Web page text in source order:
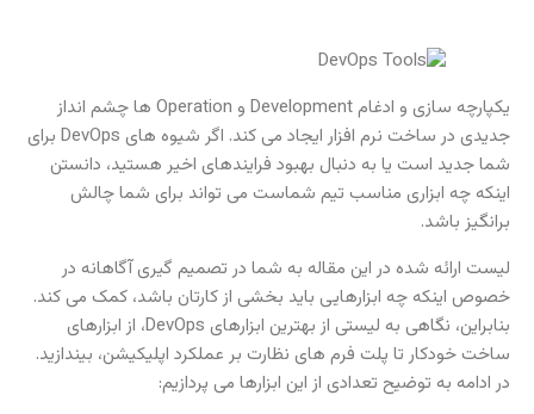
یکپارچه سازی و ادغام Development و Operation ها چشم انداز
جدیدی در ساخت نرم افزار ایجاد می کند. اگر شیوه های DevOps برای
شما جدید است یا به دنبال بهبود فرایندهای اخیر هستید، دانستن
اینکه چه ابزاری مناسب تیم شماست می تواند برای شما چالش
برانگیز باشد.
لیست ارائه شده در این مقاله به شما در تصمیم گیری آگاهانه در
خصوص اینکه چه ابزارهایی باید بخشی از کارتان باشد، کمک می کند.
بنابراین، نگاهی به لیستی از بهترین ابزارهای DevOps، از ابزارهای
ساخت خودکار تا پلت فرم های نظارت بر عملکرد اپلیکیشن، بیندازید.
در ادامه به توضیح تعدادی از این ابزارها می پردازیم: